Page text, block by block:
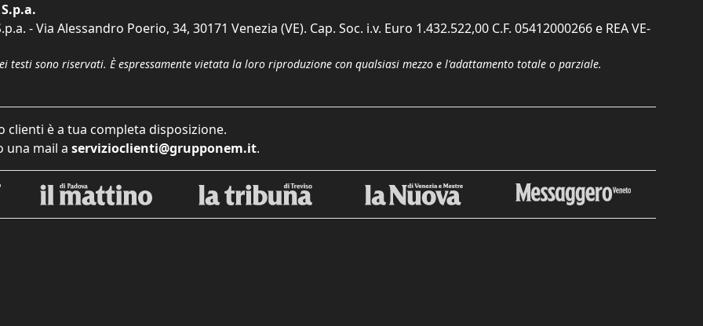
- Via Alessandro Poerio, 34, 30171 Venezia (VE). Cap. Soc. i.v. Euro 1.432.522,00 C.F. 05412000266 e REA VE-
testi sono riservati. È espressamente vietata la loro riproduzione con qualsiasi mezzo e l'adattamento totale o parziale.
clienti è a tua completa disposizione.
una mail a servizioclienti@grupponem.it.